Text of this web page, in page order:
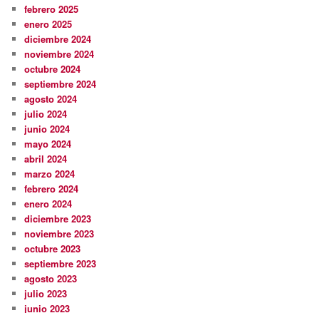
febrero 2025
enero 2025
diciembre 2024
noviembre 2024
octubre 2024
septiembre 2024
agosto 2024
julio 2024
junio 2024
mayo 2024
abril 2024
marzo 2024
febrero 2024
enero 2024
diciembre 2023
noviembre 2023
octubre 2023
septiembre 2023
agosto 2023
julio 2023
junio 2023